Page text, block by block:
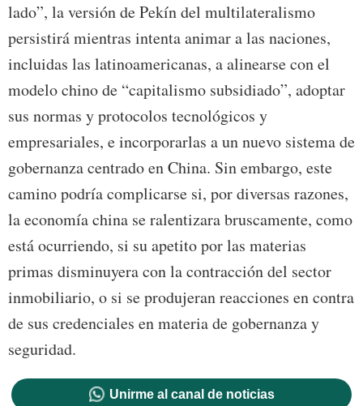
lado”, la versión de Pekín del multilateralismo
persistirá mientras intenta animar a las naciones,
incluidas las latinoamericanas, a alinearse con el
modelo chino de “capitalismo subsidiado”, adoptar
sus normas y protocolos tecnológicos y
empresariales, e incorporarlas a un nuevo sistema de
gobernanza centrado en China. Sin embargo, este
camino podría complicarse si, por diversas razones,
la economía china se ralentizara bruscamente, como
está ocurriendo, si su apetito por las materias
primas disminuyera con la contracción del sector
inmobiliario, o si se produjeran reacciones en contra
de sus credenciales en materia de gobernanza y
seguridad.
Unirme al canal de noticias